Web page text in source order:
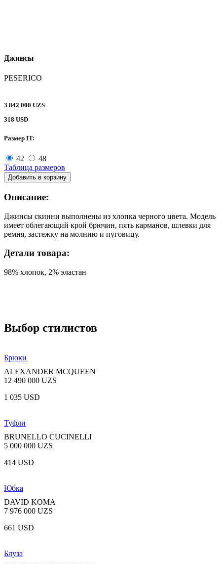
Джинсы
PESERICO
3 842 000 UZS
318 USD
Размер IT:
42
48
Таблица размеров
Добавить в корзину
Описание:
Джинсы скинни выполнены из хлопка черного цвета. Модель
имеет облегающий крой брючин, пять карманов, шлевки для
ремня, застежку на молнию и пуговицу.
Детали товара:
98% хлопок, 2% эластан
Выбор стилистов
Брюки
ALEXANDER MCQUEEN
12 490 000 UZS
1 035 USD
Туфли
BRUNELLO CUCINELLI
5 000 000 UZS
414 USD
Юбка
DAVID KOMA
7 976 000 UZS
661 USD
Блуза